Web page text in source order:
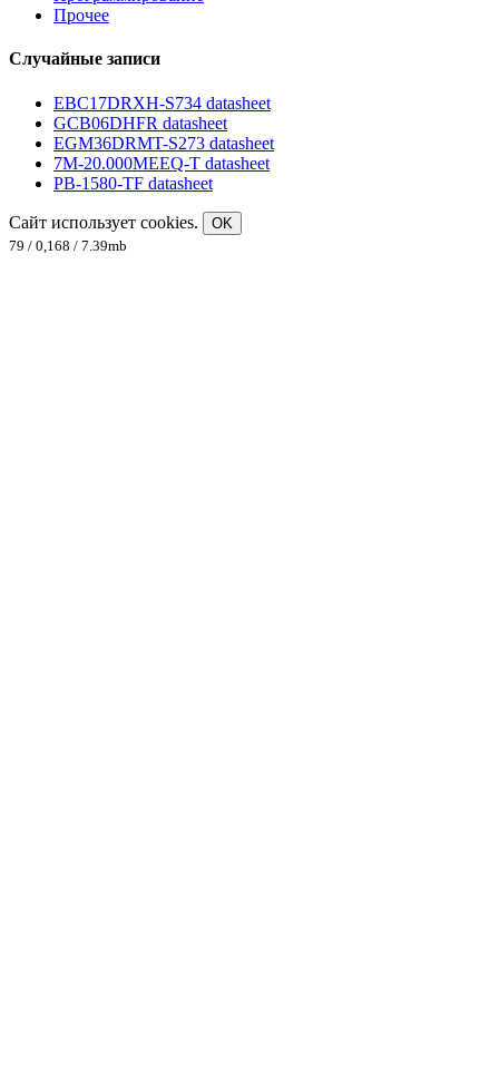
Прочее
Случайные записи
EBC17DRXH-S734 datasheet
GCB06DHFR datasheet
EGM36DRMT-S273 datasheet
7M-20.000MEEQ-T datasheet
PB-1580-TF datasheet
Сайт использует cookies.
OK
79 / 0,168 / 7.39mb